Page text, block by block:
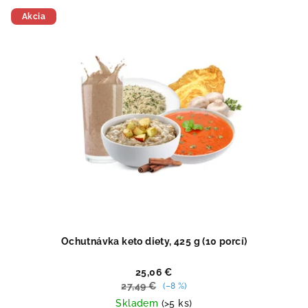
Akcia
Ochutnávka keto diety, 425 g (10 porcí)
25,06 €
27,49 €
(–8 %)
Skladem (>5 ks)